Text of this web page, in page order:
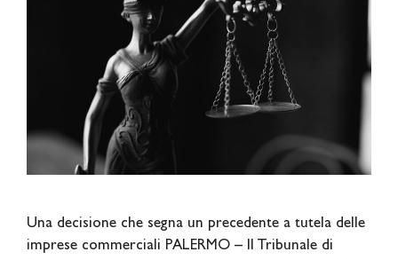
Una decisione che segna un precedente a tutela delle
imprese commerciali PALERMO – Il Tribunale di